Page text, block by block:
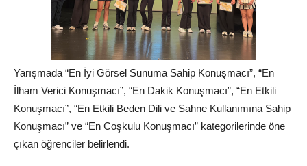
Yarışmada “En İyi Görsel Sunuma Sahip Konuşmacı”, “En
İlham Verici Konuşmacı”, “En Dakik Konuşmacı”, “En Etkili
Konuşmacı”, “En Etkili Beden Dili ve Sahne Kullanımına Sahip
Konuşmacı” ve “En Coşkulu Konuşmacı” kategorilerinde öne
çıkan öğrenciler belirlendi.